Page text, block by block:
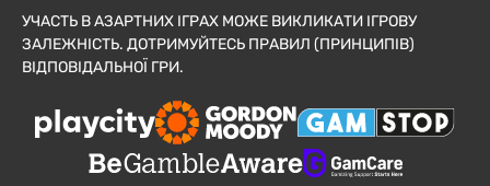
УЧАСТЬ В АЗАРТНИХ ІГРАХ МОЖЕ ВИКЛИКАТИ ІГРОВУ
ЗАЛЕЖНІСТЬ. ДОТРИМУЙТЕСЬ ПРАВИЛ (ПРИНЦИПІВ)
ВІДПОВІДАЛЬНОЇ ГРИ.